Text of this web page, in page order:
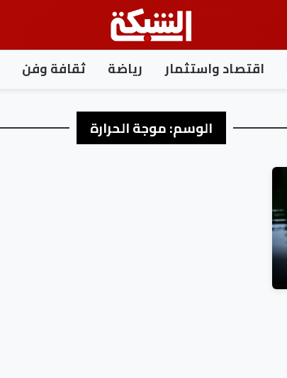
اقتصاد واستثمار رياضة ثقافة وفن
الوسم:موجة الحرارة